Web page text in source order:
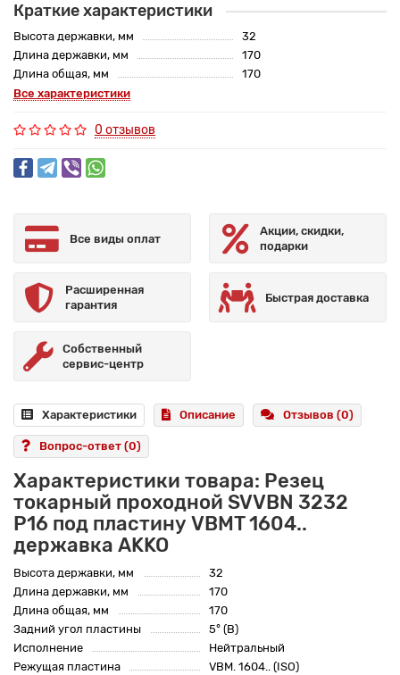
Краткие характеристики
Высота державки, мм
32
Длина державки, мм
170
Длина общая, мм
170
Все характеристики
0 отзывов
Все виды оплат
Акции, скидки,
подарки
Расширенная
гарантия
Быстрая доставка
Собственный
сервис-центр
Характеристики Описание Отзывов (0)
Вопрос-ответ (0)
Характеристики товара: Резец
токарный проходной SVVBN 3232
P16 под пластину VBMT 1604..
державка AKKO
Высота державки, мм
32
Длина державки, мм
170
Длина общая, мм
170
Задний угол пластины
5° (B)
Исполнение
Нейтральный
Режущая пластина
VBM. 1604.. (ISO)